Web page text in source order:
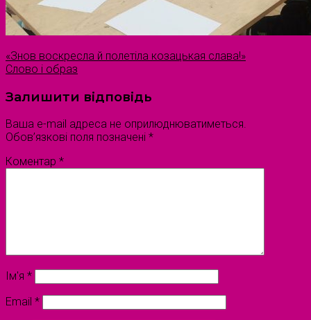
«Знов воскресла й полетіла козацькая слава!»
Слово і образ
Залишити відповідь
Ваша e-mail адреса не оприлюднюватиметься.
Обов’язкові поля позначені *
Коментар *
Ім'я *
Email *